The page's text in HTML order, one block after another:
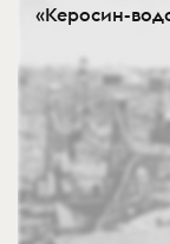
«Керосин-